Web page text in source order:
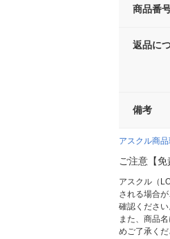
商品番
返品に
備考
アスクル商
ご注意【免
アスクル（
される場合
確認くださ
また、商品
めご了承くだ